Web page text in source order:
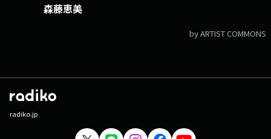
森藤恵美
by ARTIST COMMONS
radiko.jp